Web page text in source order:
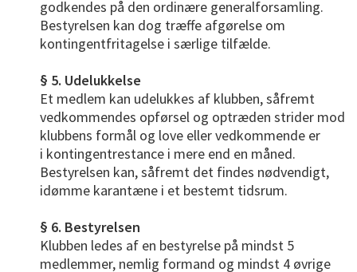
godkendes på den ordinære generalforsamling.
Bestyrelsen kan dog træffe afgørelse om
kontingentfritagelse i særlige tilfælde.
§ 5. Udelukkelse
Et medlem kan udelukkes af klubben, såfremt
vedkommendes opførsel og optræden strider mod
klubbens formål og love eller vedkommende er
i kontingentrestance i mere end en måned.
Bestyrelsen kan, såfremt det findes nødvendigt,
idømme karantæne i et bestemt tidsrum.
§ 6. Bestyrelsen
Klubben ledes af en bestyrelse på mindst 5
medlemmer, nemlig formand og mindst 4 øvrige